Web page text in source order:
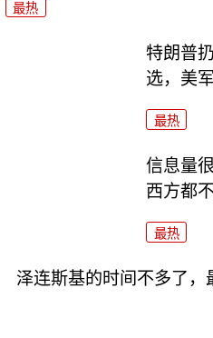
最热
特朗普
选，美
最热
信息量
西方都
最热
泽连斯基的时间不多了，